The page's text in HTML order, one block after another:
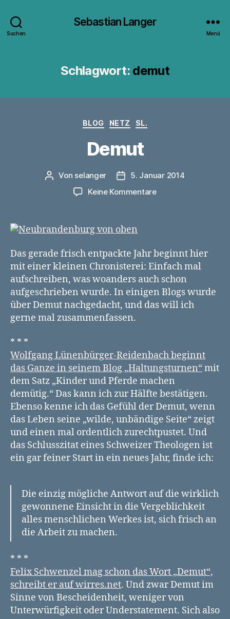
Suchen
Sebastian Langer
Menü
Schlagwort: demut
Kategorien
BLOG NETZ SL.
Demut
Beitragsautor
Von selanger Veröffentlichungsdatum
5. Januar 2014
Keine Kommentarezu
Das gerade frisch entpackte Jahr beginnt hier
mit einer kleinen Chronisterei: Einfach mal
aufschreiben, was woanders auch schon
aufgeschrieben wurde. In einigen Blogs wurde
über Demut nachgedacht, und das will ich
gerne mal zusammenfassen.
* * *
Wolfgang Lünenbürger-Reidenbach beginnt
das Ganze in seinem Blog „Haltungsturnen“mit
dem Satz „Kinder und Pferde machen
demütig.“ Das kann ich zur Hälfte bestätigen.
Ebenso kenne ich das Gefühl der Demut, wenn
das Leben seine „wilde, unbändige Seite“ zeigt
und einen mal ordentlich zurechtpustet. Und
das Schlusszitat eines Schweizer Theologen ist
ein gar feiner Start in ein neues Jahr, finde ich:
Die einzig mögliche Antwort auf die wirklich
gewonnene Einsicht in die Vergeblichkeit
alles menschlichen Werkes ist, sich frisch an
die Arbeit zu machen.
* * *
Felix Schwenzel mag schon das Wort „Demut“,
schreibt er auf wirres.net. Und zwar Demut im
Sinne von Bescheidenheit, weniger von
Unterwürfigkeit oder Understatement. Sich also